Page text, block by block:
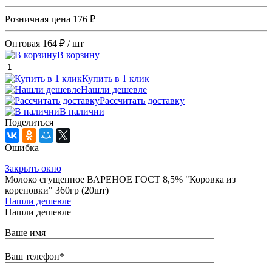
Розничная цена 176 ₽
Оптовая 164 ₽ / шт
В корзину
Купить в 1 клик
Нашли дешевле
Рассчитать доставку
В наличии
Поделиться
Ошибка
Закрыть окно
Молоко сгущенное ВАРЕНОЕ ГОСТ 8,5% "Коровка из
кореновки" 360гр (20шт)
Нашли дешевле
Нашли дешевле
Ваше имя
Ваш телефон*